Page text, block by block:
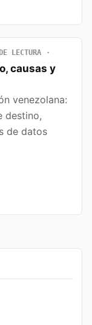
LECTURA
causas y
venezolana:
destino,
de datos